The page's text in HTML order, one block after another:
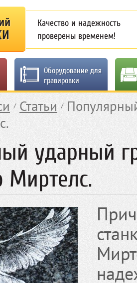
Качество и надежность
проверены временем!
Оборудование для
гравировки
Статьи
ударный